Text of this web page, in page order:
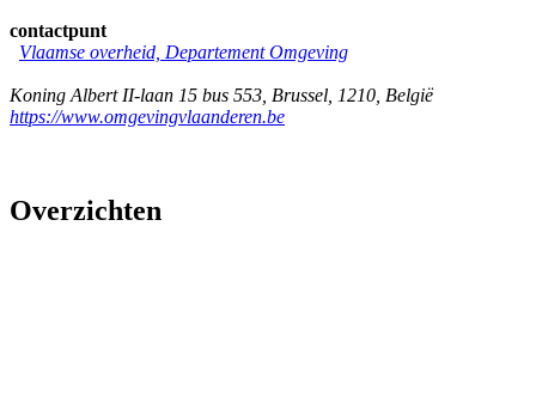
contactpunt
Vlaamse overheid, Departement Omgeving
Koning Albert II-laan 15 bus 553 Brussel 1210 België
https://www.omgevingvlaanderen.be
Overzichten